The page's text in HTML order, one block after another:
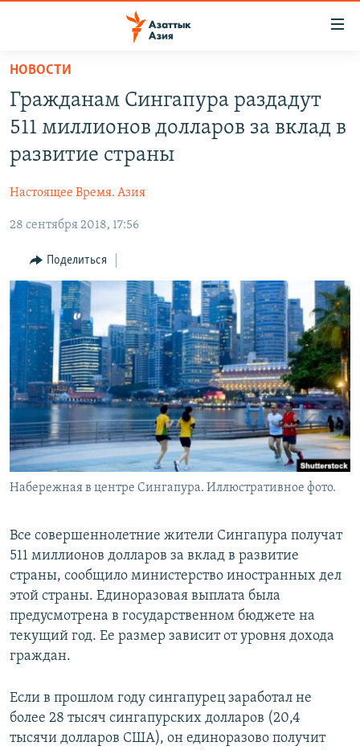
Вернуться
основному
содержанию
главной
Вернутся
поиску
ТАДЖИКИСТАН
НОВОСТИ
ҚАЗАҚША
КЫРГЫЗЧА
ЎЗБЕКЧА
ТОҶИКӢ
TÜRKMENÇE
ПОДПИШИТЕСЬ НА НАС В СОЦСЕТЯХ
Все сайты РСЕ/РС
НОВОСТИ
Гражданам Сингапура раздадут
511 миллионов долларов за вклад в
развитие страны
Настоящее Время. Азия
28 сентября 2018, 17:56
Поделиться
Набережная в центре Сингапура. Иллюстративное фото.
Все совершеннолетние жители Сингапура получат
511 миллионов долларов за вклад в развитие
страны, сообщило министерство иностранных дел
этой страны. Единоразовая выплата была
предусмотрена в государственном бюджете на
текущий год. Ее размер зависит от уровня дохода
граждан.
Если в прошлом году сингапурец заработал не
более 28 тысяч сингапурских долларов (20,4
тысячи долларов США), он единоразово получит